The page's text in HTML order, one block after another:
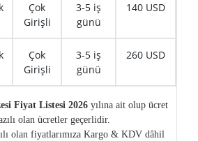
Çok
Girişli
3-5 iş
günü
140 USD
Çok
Girişli
3-5 iş
günü
260 USD
Fiyat Listesi 2026 yılına ait olup ücret
olan ücretler geçerlidir.
olan fiyatlarımıza Kargo & KDV dâhil